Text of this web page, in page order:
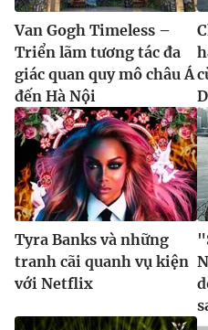
Van Gogh Timeless –
Triển lãm tương tác đa
giác quan quy mô châu Á
đến Hà Nội
Tyra Banks và những
tranh cãi quanh vụ kiện
với Netflix